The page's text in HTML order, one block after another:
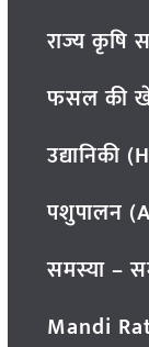
राज्य कृषि
फसल की
पशुपालन
समस्या –
Mandi